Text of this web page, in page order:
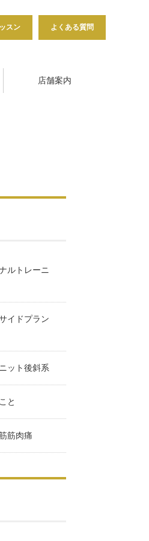
スン よくある質問
店舗案内
ルトレーニ
イドプラン
ット後斜系
と
筋肉痛